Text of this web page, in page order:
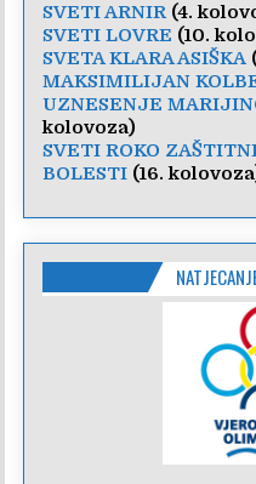
SVETI ARNIR(4.
SVETI LOVRE (10.
SVETA KLARA ASIŠKA
MAKSIMILIJAN
UZNESENJE
kolovoza)
SVETI ROKO
BOLESTI (16.